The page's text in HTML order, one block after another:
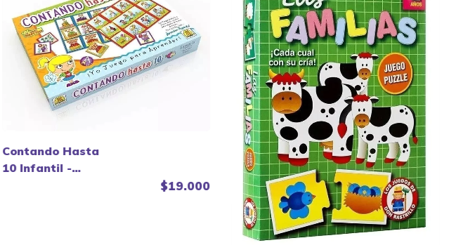
Contando Hasta
10 Infantil -
$19.000